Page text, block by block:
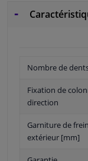
Nombre de
Fixation de
direction
Garniture de
extérieur [mm]